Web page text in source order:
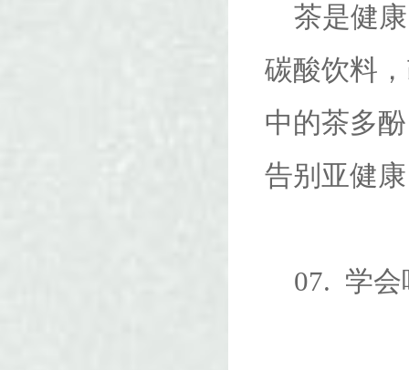
茶是健康
碳酸饮料
中的茶多
告别亚健
07. 学会